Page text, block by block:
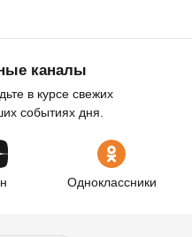
каналы
в курсе свежих
событиях дня.
Одноклассники